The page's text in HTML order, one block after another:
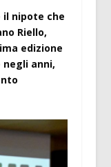
nipote che
Riello,
edizione
anni,